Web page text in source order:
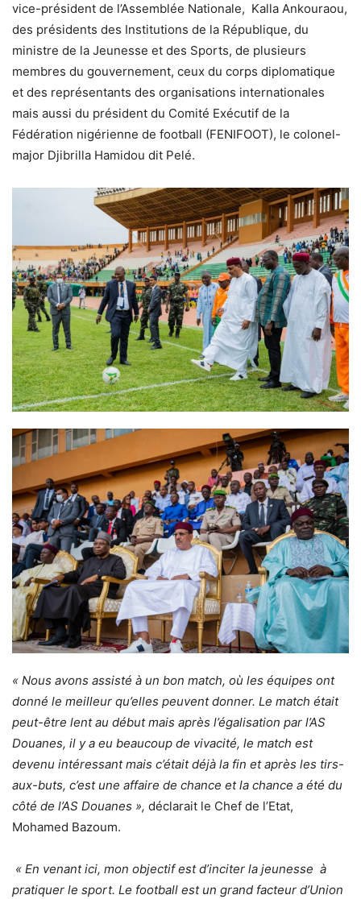
vice-président de l’Assemblée Nationale, Kalla Ankouraou,
des présidents des Institutions de la République, du
ministre de la Jeunesse et des Sports, de plusieurs
membres du gouvernement, ceux du corps diplomatique
et des représentants des organisations internationales
mais aussi du président du Comité Exécutif de la
Fédération nigérienne de football (FENIFOOT), le colonel-
major Djibrilla Hamidou dit Pelé.
« Nous avons assisté à un bon match, où les équipes ont
donné le meilleur qu’elles peuvent donner. Le match était
peut-être lent au début mais après l’égalisation par l’AS
Douanes, il y a eu beaucoup de vivacité, le match est
devenu intéressant mais c’était déjà la fin et après les tirs-
aux-buts, c’est une affaire de chance et la chance a été du
côté de l’AS Douanes », déclarait le Chef de l’Etat,
Mohamed Bazoum.
« En venant ici, mon objectif est d’inciter la jeunesse à
pratiquer le sport. Le football est un grand facteur d’Union